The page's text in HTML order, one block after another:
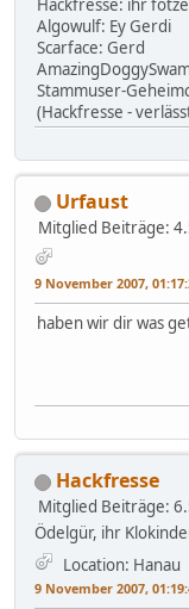
Hackfresse: ihr
Algowulf: Ey Gerdi
Scarface: Gerd
Stammuser-
(Hackfresse -
Urfaust
Mitglied Beiträge:
9 November 2007,
haben wir dir was
Hackfresse
Mitglied Beiträge:
Ödelgür, ihr
Location: Hanau
9 November 2007,